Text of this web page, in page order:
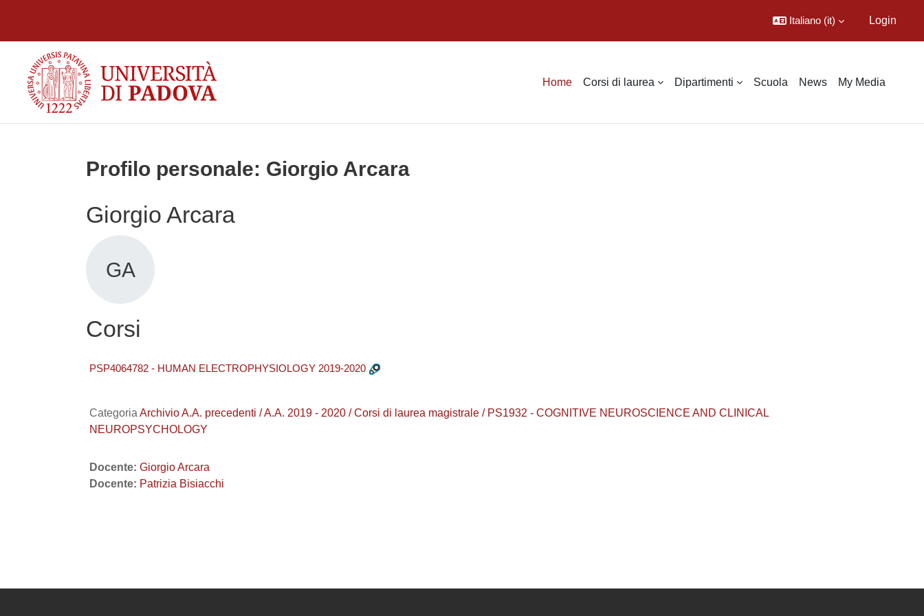
Italiano ‎(it)‎ Login
Home Corsi di laurea Dipartimenti Scuola News My Media
Profilo personale: Giorgio Arcara
Giorgio Arcara
GA
Corsi
PSP4064782 - HUMAN ELECTROPHYSIOLOGY 2019-2020
Categoria Archivio A.A. precedenti / A.A. 2019 - 2020 / Corsi di laurea magistrale / PS1932 - COGNITIVE NEUROSCIENCE AND CLINICAL
NEUROPSYCHOLOGY
Docente: Giorgio Arcara
Docente: Patrizia Bisiacchi